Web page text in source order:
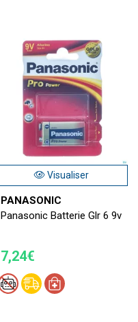
Visualiser
PANASONIC
Panasonic Batterie Glr 6 9v
7,24€